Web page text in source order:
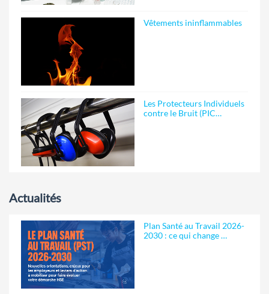
Vêtements ininflammables
Les Protecteurs Individuels
contre le Bruit (PIC…
Actualités
Plan Santé au Travail 2026-
2030 : ce qui change …